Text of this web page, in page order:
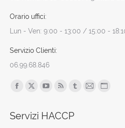
Orario uffici:
Lun - Ven: 9:00 - 13:00 / 15:00 -
Servizio Clienti:
06.99.68.846
Find us on:
Facebook
opens
X
opensopensopens
TumblrMailSito
Servizi HACCP